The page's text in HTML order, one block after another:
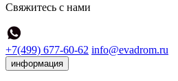
Свяжитесь с нами
+7(499) 677-60-62 info@evadrom.ru
информация